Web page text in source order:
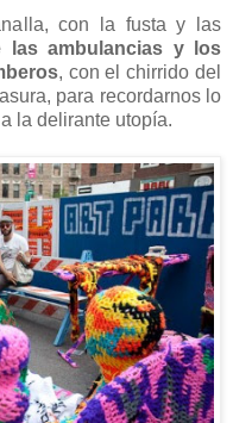
con la fusta y las
las ambulancias y los
, con el chirrido del
para recordarnos lo
la delirante utopía.